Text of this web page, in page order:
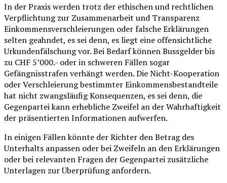
In der Praxis werden trotz der ethischen und rechtlichen
Verpflichtung zur Zusammenarbeit und Transparenz
Einkommensverschleierungen oder falsche Erklärungen
selten geahndet, es sei denn, es liegt eine offensichtliche
Urkundenfälschung vor. BeiBedarf können Bussgelder bis
zu CHF 5’000.- oder in schweren Fällen sogar
Gefängnisstrafen verhängt werden.Die Nicht-Kooperation
oder Verschleierung bestimmter Einkommensbestandteile
hat nicht zwangsläufig Konsequenzen, es sei denn, die
Gegenpartei kann erhebliche Zweifel an der Wahrhaftigkeit
der präsentierten Informationen aufwerfen.
In einigen Fällen könnte der Richter den Betrag des
Unterhalts anpassen oder bei Zweifeln an den Erklärungen
oder bei relevanten Fragen der Gegenpartei zusätzliche
Unterlagen zur Überprüfung anfordern.